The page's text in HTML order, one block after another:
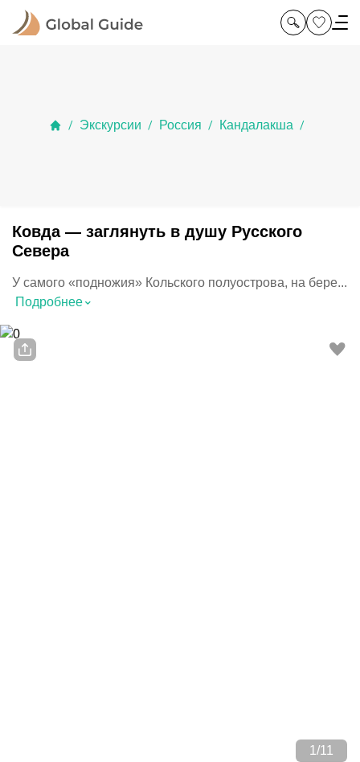
/ Экскурсии / Россия / Кандалакша /
Ковда — заглянуть в душу Русского
Севера
У самого «подножия» Кольского полуострова, на бере...
Подробнее⌃
1 /11